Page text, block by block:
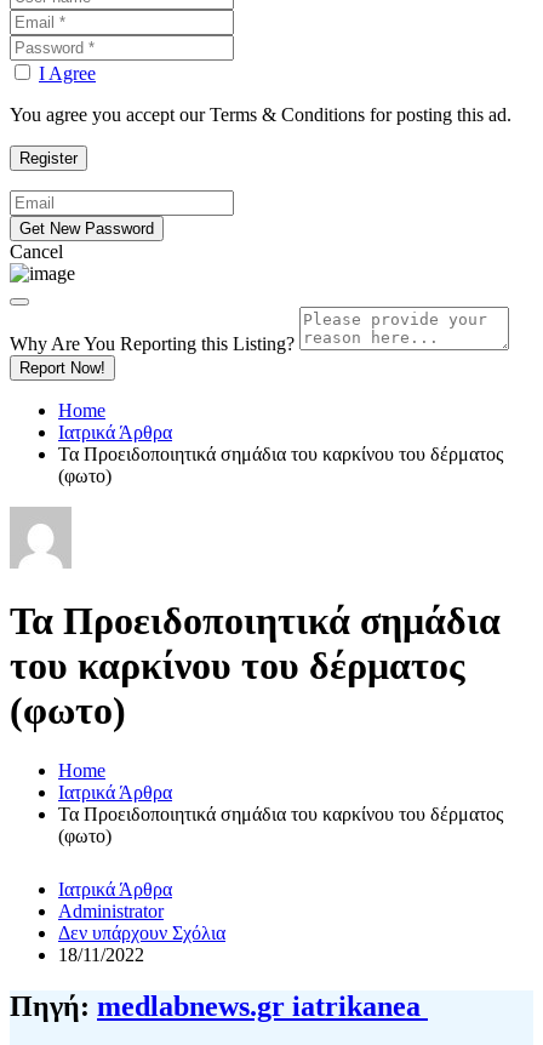
I Agree
You agree you accept our Terms & Conditions for posting this ad.
Cancel
Why Are You Reporting this Listing?
Report Now!
Home
Ιατρικά Άρθρα
Τα Προειδοποιητικά σημάδια του καρκίνου του δέρματος
(φωτο)
Τα Προειδοποιητικά σημάδια
του καρκίνου του δέρματος
(φωτο)
Home
Ιατρικά Άρθρα
Τα Προειδοποιητικά σημάδια του καρκίνου του δέρματος
(φωτο)
Ιατρικά Άρθρα
Administrator
Δεν υπάρχουν Σχόλια
18/11/2022
Πηγή: medlabnews.gr iatrikanea